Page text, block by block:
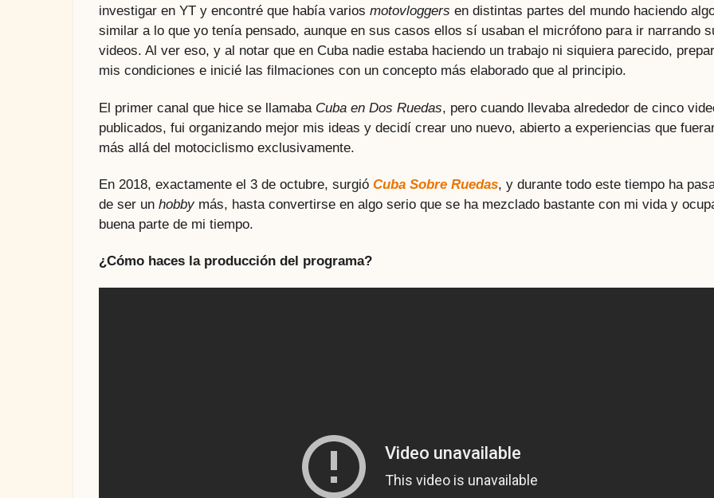
investigar en YT y encontré que había varios motovloggers en distintas partes del mundo haciendo
similar a lo que yo tenía pensado, aunque en sus casos ellos sí usaban el micrófono para ir narrando
videos. Al ver eso, y al notar que en Cuba nadie estaba haciendo un trabajo ni siquiera parecido,
mis condiciones e inicié las filmaciones con un concepto más elaborado que al principio.
El primer canal que hice se llamaba Cuba en Dos Ruedas, pero cuando llevaba alrededor de cinco
publicados, fui organizando mejor mis ideas y decidí crear uno nuevo, abierto a experiencias que
más allá del motociclismo exclusivamente.
En 2018, exactamente el 3 de octubre, surgió Cuba Sobre Ruedas, y durante todo este tiempo ha
de ser un hobbymás, hasta convertirse en algo serio que se ha mezclado bastante con mi vida y
buena parte de mi tiempo.
¿Cómo haces la producción del programa?